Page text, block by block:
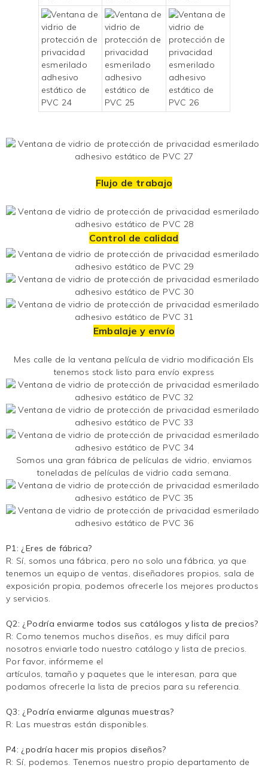
Flujo de trabajo
Control de calidad
Embalaje y envío
Mes calle de la ventana película de vidrio modificación Els
tenemos stock listo para envío express
Somos una gran fábrica de películas de vidrio, enviamos
toneladas de películas de vidrio cada semana.
P1: ¿Eres de fábrica?
R: Sí, somos una fábrica, pero no solo una fábrica, ya que
tenemos un equipo de ventas, diseñadores propios, sala de
exposición propia, podemos ofrecerle los mejores productos
y servicios.
Q2: ¿Podría enviarme todos sus catálogos y lista de precios?
R: Como tenemos muchos diseños, es muy difícil para
nosotros enviarle todo nuestro catálogo y lista de precios.
Por favor, infórmeme el
artículos, tamaño y paquetes que le interesan, para que
podamos ofrecerle la lista de precios para su referencia.
Q3: ¿Podría enviarme algunas muestras?
R: Las muestras están disponibles.
P4: ¿podría hacer mis propios diseños?
R: Sí, podemos. Tenemos nuestro propio departamento de